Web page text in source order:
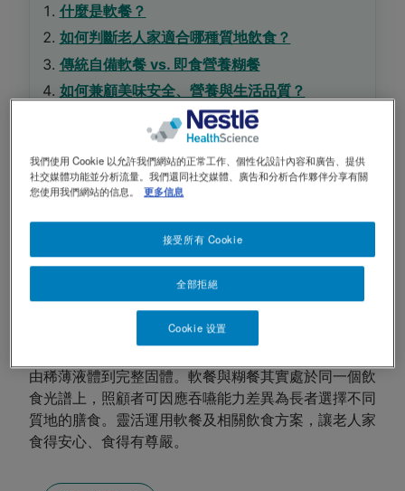
老人家吞嚥困難時，應先按吞嚥能力選擇合適質地的軟餐
軟餐是為吞嚥困難人士而設的特別膳食，會按需要調整食
長者是否適合軟餐或更細緻的糊餐，要按個別吞嚥能力而
傳統自製軟餐常見難點包括營養比例難控制、質地不均
快凝寶®即食營養糊餐加入熱水攪拌約5分鐘即可食用。
產品包裝列明營養成分，照顧者更容易規劃長者全日攝取
快凝寶®營養布丁可作為餐與餐之間的能量補充。
什麼是軟餐？
如何判斷老人家適合哪種質地飲食？
傳統自備軟餐 vs. 即食營養糊餐
如何兼顧美味安全、營養與生活品質？
給照顧者的實戰策略：靈活搭配，順暢過渡
靈活運用多元飲食方案，提升照護品質
延伸了解
內
容
信
推
薦
重
（E-
什麼是軟餐？
軟餐是為吞嚥困難人士而設的特別膳食，通常經過特殊
處理以調整食物的質地和黏稠度，讓老人家能夠安全吞
由稀薄液體到完整固體。軟餐與糊餐其實處於同一個飲
食光譜上，照顧者可因應吞嚥能力差異為長者選擇不同
質地的膳食。靈活運用軟餐及相關飲食方案，讓老人家
食得安心、食得有尊嚴。
我們使用 Cookie 以允許我們網站的正常工作、個性化設計內容和廣告、提供
社交媒體功能並分析流量。我們還同社交媒體、廣告和分析合作夥伴分享有關
您使用我們網站的信息。
更多信息
全部拒絕
接受所有 Cookie
Cookie 设置